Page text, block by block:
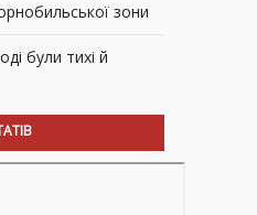
зони
були тихі й